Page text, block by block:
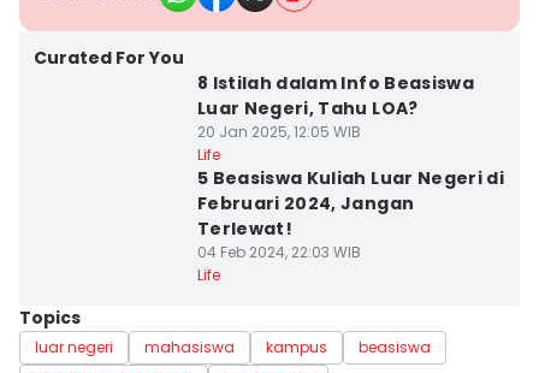
Curated For You
8 Istilah dalam Info Beasiswa
Luar Negeri, Tahu LOA?
20 Jan 2025, 12:05 WIB
Life
5 Beasiswa Kuliah Luar Negeri di
Februari 2024, Jangan
Terlewat!
04 Feb 2024, 22:03 WIB
Life
Topics
luar negeri mahasiswa kampus
beasiswa